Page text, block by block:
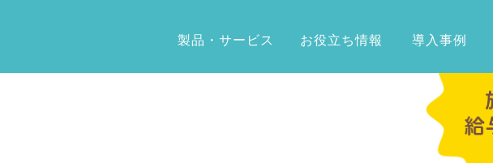
製品・サービス お役立ち情報 導入事例